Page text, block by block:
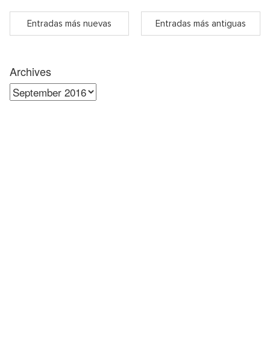
Entradas más nuevas Entradas más antiguas
Archives
Archives